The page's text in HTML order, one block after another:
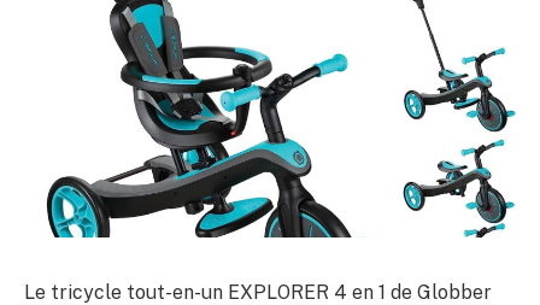
Le tricycle tout-en-un EXPLORER 4 en 1 de Globber